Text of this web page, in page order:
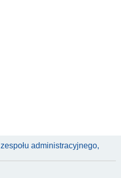
administracyjnego,